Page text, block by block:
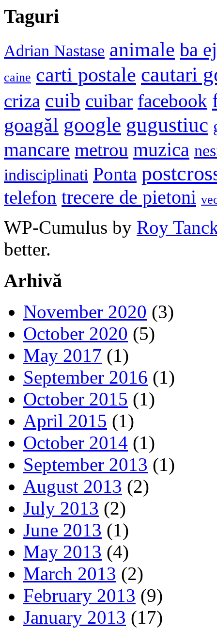
Taguri
Adrian Nastase animale ba
caine carti postale cautari
criza cuib cuibar facebook
goagăl google gugustiuc
mancare metrou muzica
indisciplinati Ponta
telefon trecere de pietoni
WP-Cumulus by Roy
better.
Arhivă
November 2020 (3)
October 2020 (5)
May 2017 (1)
September 2016 (1)
October 2015 (1)
April 2015 (1)
October 2014 (1)
September 2013 (1)
August 2013 (2)
July 2013 (2)
June 2013 (1)
May 2013 (4)
March 2013 (2)
February 2013 (9)
January 2013 (17)